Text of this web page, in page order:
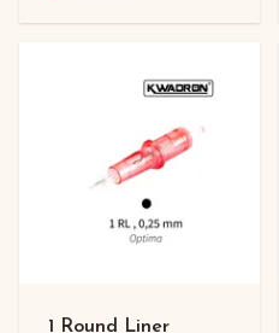
1 Round Liner